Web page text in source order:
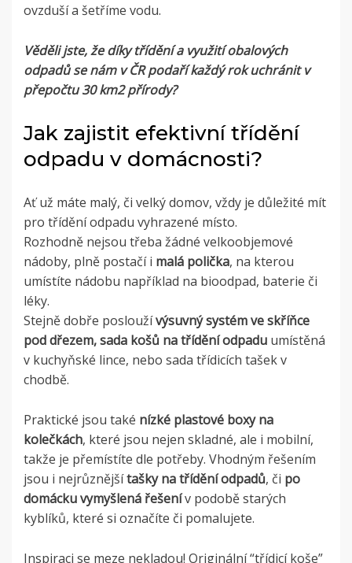
ovzduší a šetříme vodu.
Věděli jste, že díky třídění a využití obalových
odpadů se nám v ČR podaří každý rok uchránit v
přepočtu 30 km2přírody?
Jak zajistit efektivní třídění
odpadu v domácnosti?
Ať už máte malý, či velký domov, vždy je důležité mít
pro třídění odpadu vyhrazené místo.
Rozhodně nejsou třeba žádné velkoobjemové
nádoby, plně postačí i malá polička, na kterou
umístíte nádobu například na bioodpad, baterie či
léky.
Stejně dobře posloužívýsuvný systém ve skříňce
pod dřezem,sada košů na třídění odpadu umístěná
v kuchyňské lince, nebo sada třídicích tašek v
chodbě.
Praktické jsou také nízké plastové boxy na
kolečkách, které jsou nejen skladné, ale i mobilní,
takže je přemístíte dle potřeby. Vhodným řešením
jsou i nejrůznějšítašky na třídění odpadů, či po
domácku vymyšlená řešenív podobě starých
kyblíků, které si označíte či pomalujete.
Inspiraci se meze nekladou! Originální “třídicí koše”